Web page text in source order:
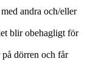
andra och/eller
blir obehagligt för
dörren och får